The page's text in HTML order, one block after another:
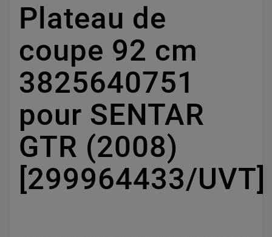
Plateau de
coupe 92 cm
3825640751
pour SENTAR
GTR (2008)
[299964433/UVT]